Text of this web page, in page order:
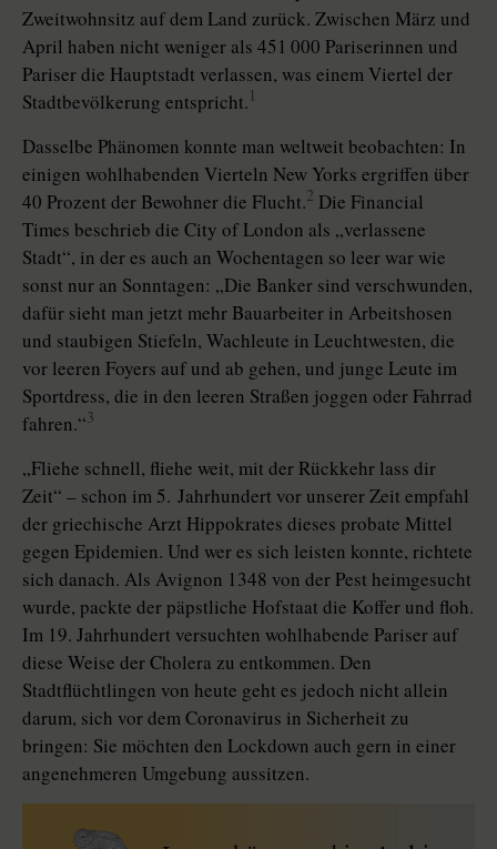
Zweitwohnsitz auf dem Land zurück. Zwischen März und
April haben nicht weniger als 451 000 Pariserinnen und
Pariser die Hauptstadt verlassen, was einem Viertel der
Stadtbevölkerung entspricht. 1
Dasselbe Phänomen konnte man weltweit beobachten: In
einigen wohlhabenden Vierteln New Yorks ergriffen über
40 Prozent der Bewohner die Flucht.2 Die Financial
Times beschrieb die City of London als „verlassene
Stadt“, in der es auch an Wochentagen so leer war wie
sonst nur an Sonntagen: „Die Banker sind verschwunden,
dafür sieht man jetzt mehr Bauarbeiter in Arbeitshosen
und staubigen Stiefeln, Wachleute in Leuchtwesten, die
vor leeren Foyers auf und ab gehen, und junge Leute im
Sportdress, die in den leeren Straßen joggen oder Fahrrad
fahren.“3
„Fliehe schnell, fliehe weit, mit der Rückkehr lass dir
Zeit“ – schon im 5. Jahrhundert vor unserer Zeit empfahl
der griechische Arzt Hippokrates dieses probate Mittel
gegen Epidemien. Und wer es sich leisten konnte, richtete
sich danach. Als Avignon 1348 von der Pest heimgesucht
wurde, packte der päpstliche Hofstaat die Koffer und floh.
Im 19. Jahrhundert versuchten wohlhabende Pariser auf
diese Weise der Cholera zu entkommen. Den
Stadtflüchtlingen von heute geht es jedoch nicht allein
darum, sich vor dem Coronavirus in Sicherheit zu
bringen: Sie möchten den Lockdown auch gern in einer
angenehmeren Umgebung aussitzen.